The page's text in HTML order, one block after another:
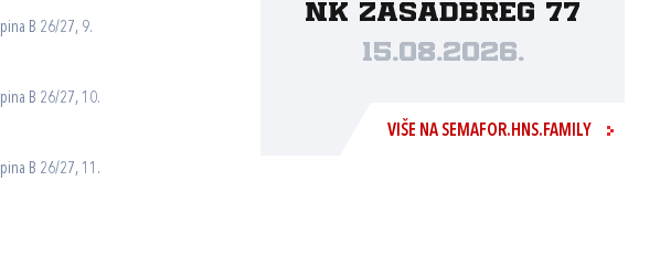
B 26/27, 9.
B 26/27, 10.
B 26/27, 11.
NK Zasadbreg 77
15.08.2026.
VIŠE NA SEMAFOR.HNS.FAMILY